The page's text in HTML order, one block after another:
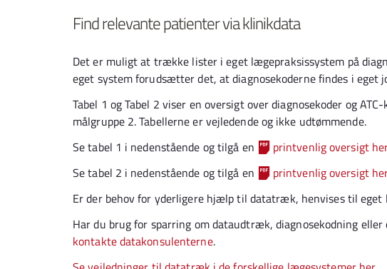
Find relevante patienter via klinikdata
Det er muligt at trække lister i eget lægepraksissystem på
eget system forudsætter det, at diagnosekoderne findes i eget
Tabel 1 og Tabel 2 viser en oversigt over diagnosekoder og
målgruppe 2. Tabellerne er vejledende og ikke udtømmende.
Se tabel 1 i nedenstående og tilgå en
printvenlig oversigt
Se tabel 2 i nedenstående og tilgå en
printvenlig oversigt
Er der behov for yderligere hjælp til datatræk, henvises til eget
Har du brug for sparring om dataudtræk, diagnosekodning
kontakte datakonsulenterne.